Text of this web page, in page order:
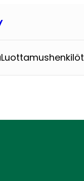
Luottamushenkilöt